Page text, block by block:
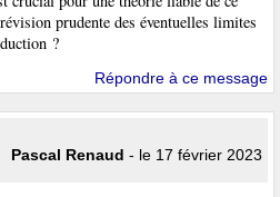
prudente des éventuelles limites
?
Répondre à ce message
Pascal Renaud - le 17 février 2023